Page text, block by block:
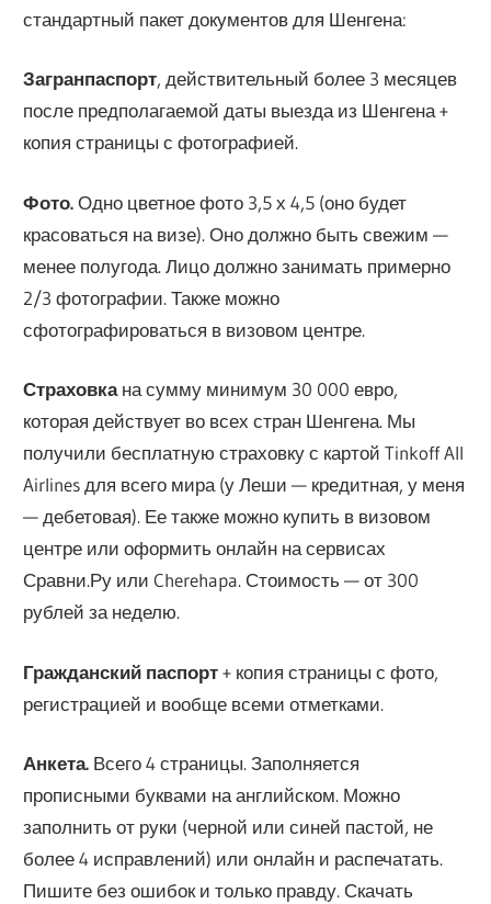
стандартный пакет документов для Шенгена:
Загранпаспорт, действительный более 3 месяцев
после предполагаемой даты выезда из Шенгена +
копия страницы с фотографией.
Фото.Одно цветное фото 3,5 х 4,5 (оно будет
красоваться на визе). Оно должно быть свежим —
менее полугода. Лицо должно занимать примерно
2/3 фотографии. Также можно
сфотографироваться в визовом центре.
Страховкана сумму минимум 30 000 евро,
которая действует во всех стран Шенгена. Мы
получили бесплатную страховку с картой Tinkoff All
Airlines для всего мира (у Леши — кредитная, у меня
— дебетовая). Ее также можно купить в визовом
центре или оформить онлайн на сервисах
Сравни.Ру или Cherehapa. Стоимость — от 300
рублей за неделю.
Гражданский паспорт+ копия страницы с фото,
регистрацией и вообще всеми отметками.
Анкета. Всего 4 страницы. Заполняется
прописными буквами на английском. Можно
заполнить от руки (черной или синей пастой, не
более 4 исправлений) или онлайн и распечатать.
Пишите без ошибок и только правду. Скачать